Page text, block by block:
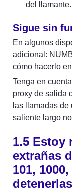
del llamante.
Sigue sin
En algunos
adicional:
cómo hacerlo
Tenga en
proxy de salida
las llamadas de
saliente largo
1.5 Estoy
extrañas
101,
detenerlas